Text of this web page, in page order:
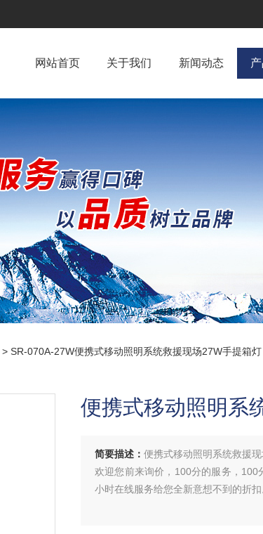
网站首页 关于我们 新闻动态
> SR-070A-27W便携式移动照明系统救援现场27W手提箱灯
便携式移动照明系
简要描述： 便携式移动照明系统救援
欢迎您前来询价，100分的服务，
小时在线服务给您全新意想不到的折